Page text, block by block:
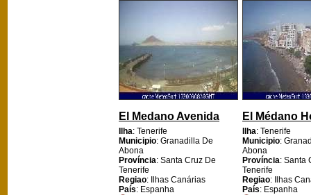
El Medano Avenida
Ilha: Tenerife
Municipio: Granadilla De
Abona
Província: Santa Cruz De
Tenerife
Regiao: Ilhas Canárias
País: Espanha
El Médano
Ilha: Tenerife
Municipio:
Abona
Província: Santa
Tenerife
Regiao: Ilhas
País: Espanha